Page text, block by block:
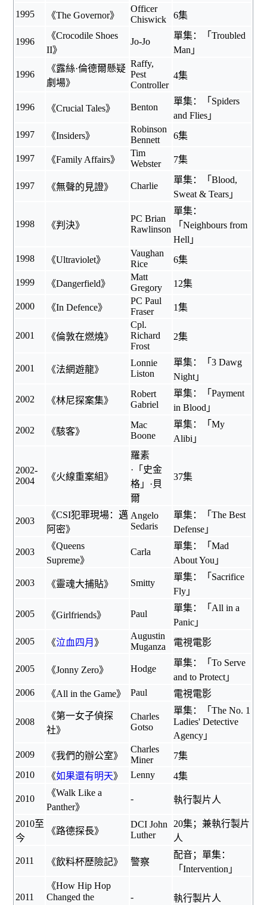
1995
《The Governor》
Officer
Chiswick
6集
1996
《Crocodile Shoes
II》
Jo-Jo
單集：「Troubled
Man」
1996
《露絲·倫德爾懸疑
劇場》
Raffy,
Pest
Controller
4集
1996 《Crucial Tales》 Benton
單集：「Spiders
and Flies」
1997
《Insiders》
Robinson
Bennett
6集
1997 《Family Affairs》
Tim
Webster
7集
1997 《無聲的見證》 Charlie
單集：「Blood,
Sweat & Tears」
1998 《判決》
PC Brian
Rawlinson
單集：
「Neighbours from
Hell」
1998
《Ultraviolet》
Vaughan
Rice
6集
1999 《Dangerfield》
Matt
Gregory
12集
2000 《In Defence》
PC Paul
Fraser
1集
2001 《倫敦在燃燒》
Cpl.
Richard
Frost
2集
2001 《法網遊龍》
Lonnie
Liston
單集：「3 Dawg
Night」
2002 《林尼探案集》
Robert
Gabriel
單集：「Payment
in Blood」
2002 《駭客》
Mac
Boone
單集：「My
Alibi」
2002-
2004
《火線重案組》
羅素
·「史金
格」·貝
爾
37集
2003
《CSI犯罪現場：邁
阿密》
Angelo
Sedaris
單集：「The Best
Defense」
2003
《Queens
Supreme》
Carla
單集：「Mad
About You」
2003 《靈魂大捕貼》 Smitty
單集：「Sacrifice
Fly」
2005 《Girlfriends》 Paul
單集：「All in a
Panic」
2005
《泣血四月 》
Augustin
Muganza
電視電影
2005 《Jonny Zero》 Hodge
單集：「To Serve
and to Protect」
2006
《All in the Game》 Paul 電視電影
2008
《第一女子偵探
社》
Charles
Gotso
單集：「The No. 1
Ladies' Detective
Agency」
2009
《我們的辦公室》
Charles
Miner
7集
2010
《如果還有明天》 Lenny 4集
2010
《Walk Like a
Panther》
- 執行製片人
2010至
今
《路德探長》
DCI John
Luther
20集；兼執行製片
人
2011 《飲料杯歷險記》 警察
配音；單集：
「Intervention」
2011
《How Hip Hop
Changed the
- 執行製片人